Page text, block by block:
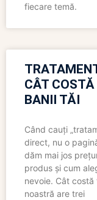
fiecare temă.
CÂT
BANII TĂI
Când cauți
direct, nu o
dăm mai jos
produs și cum
nevoie. Cât costă
noastră are trei